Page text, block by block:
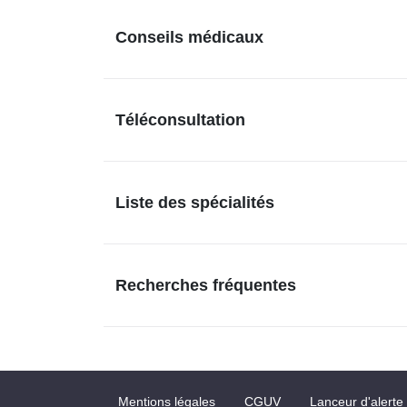
Conseils médicaux
Téléconsultation
Liste des spécialités
Recherches fréquentes
Mentions légales CGUV Lanceur d'alerte